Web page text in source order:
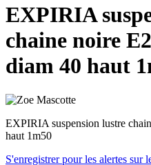
EXPIRIA
chaine noire
diam 40 haut
EXPIRIA suspension lustre
haut 1m50
S'enregistrer pour les alertes sur